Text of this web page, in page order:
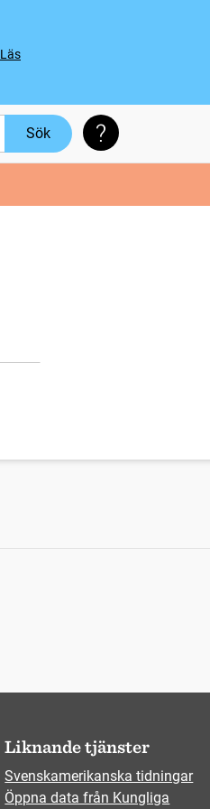
Läs
Sök Söktips
Liknande tjänster
Svenskamerikanska tidningar
Öppna data från Kungliga